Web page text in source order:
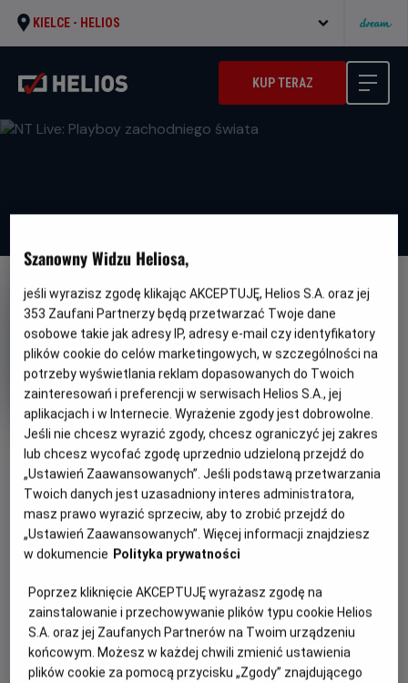
KIELCE - HELIOS
KUP TERAZ
NAPISY
OBSERWUJ
NT Live: Playboy zachodniego
świata
Gatunek
Spektakl teatralny
Czas
trwania
150 min
Kraj
i
produkcji
Wielka Brytania
PREMIERA
21 czerwca 2026
REŻYSERIA
Caitríona McLaughlin
SCENARIUSZ
John Millington Synge
OBSADA
Nicola Coughlan, Éanna Hardwicke, Siobhán McSweeney
WIĘCEJ SZCZEGÓŁÓW
OPIS FILMU
Nicola Coughlan (Bridgertonowie) u boku Éanny Hardwicke
(Szóste przykazanie) i Siobhán McSweeney (Derry Girls) w
porywającej sztuce pióra Johna Millingtona Synge'a o
młodości i odkrywaniu siebie.
Szanowny Widzu Heliosa,
jeśli wyrazisz zgodę klikając AKCEPTUJĘ, Helios S.A. oraz jej
353 Zaufani Partnerzy będą przetwarzać Twoje dane
osobowe takie jak adresy IP, adresy e-mail czy identyfikatory
plików cookie do celów marketingowych, w szczególności na
potrzeby wyświetlania reklam dopasowanych do Twoich
zainteresowań i preferencji w serwisach Helios S.A., jej
aplikacjach i w Internecie. Wyrażenie zgody jest dobrowolne.
Jeśli nie chcesz wyrazić zgody, chcesz ograniczyć jej zakres
lub chcesz wycofać zgodę uprzednio udzieloną przejdź do
„Ustawień Zaawansowanych”. Jeśli podstawą przetwarzania
Twoich danych jest uzasadniony interes administratora,
masz prawo wyrazić sprzeciw, aby to zrobić przejdź do
„Ustawień Zaawansowanych”. Więcej informacji znajdziesz
w dokumencie Polityka prywatności
Poprzez kliknięcie AKCEPTUJĘ wyrażasz zgodę na
zainstalowanie i przechowywanie plików typu cookie Helios
S.A. oraz jej Zaufanych Partnerów na Twoim urządzeniu
końcowym. Możesz w każdej chwili zmienić ustawienia
plików cookie za pomocą przycisku „Zgody” znajdującego